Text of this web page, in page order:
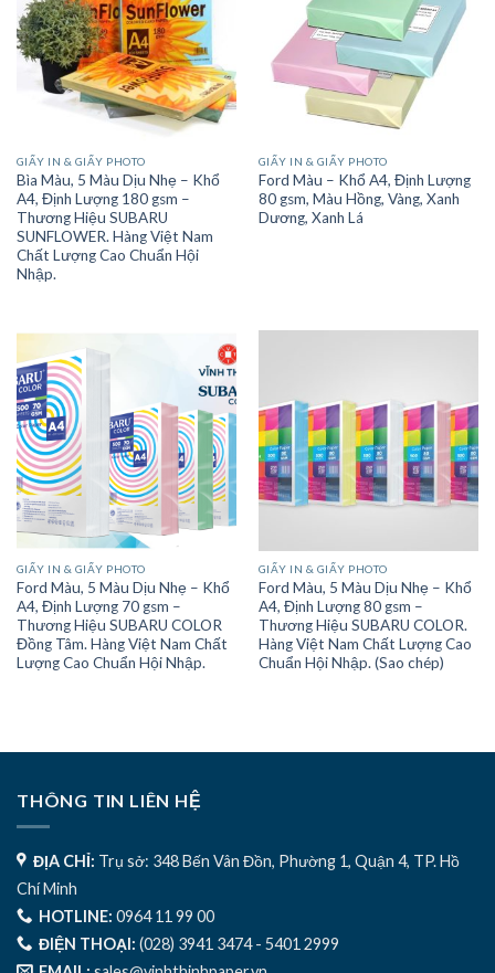
GIẤY IN & GIẤY PHOTO
Bìa Màu, 5 Màu Dịu Nhẹ – Khổ
A4, Định Lượng 180 gsm –
Thương Hiệu SUBARU
SUNFLOWER. Hàng Việt Nam
Chất Lượng Cao Chuẩn Hội
Nhập.
GIẤY IN & GIẤY PHOTO
Ford Màu – Khổ A4, Định Lượng
80 gsm, Màu Hồng, Vàng, Xanh
Dương, Xanh Lá
GIẤY IN & GIẤY PHOTO
Ford Màu, 5 Màu Dịu Nhẹ – Khổ
A4, Định Lượng 70 gsm –
Thương Hiệu SUBARU COLOR
Đồng Tâm. Hàng Việt Nam Chất
Lượng Cao Chuẩn Hội Nhập.
GIẤY IN & GIẤY PHOTO
Ford Màu, 5 Màu Dịu Nhẹ – Khổ
A4, Định Lượng 80 gsm –
Thương Hiệu SUBARU COLOR.
Hàng Việt Nam Chất Lượng Cao
Chuẩn Hội Nhập. (Sao chép)
THÔNG TIN LIÊN HỆ
ĐỊA CHỈ: Trụ sở: 348 Bến Vân Đồn, Phường 1, Quận 4, TP. Hồ
Chí Minh
HOTLINE: 0964 11 99 00
ĐIỆN THOẠI: (028) 3941 3474 - 5401 2999